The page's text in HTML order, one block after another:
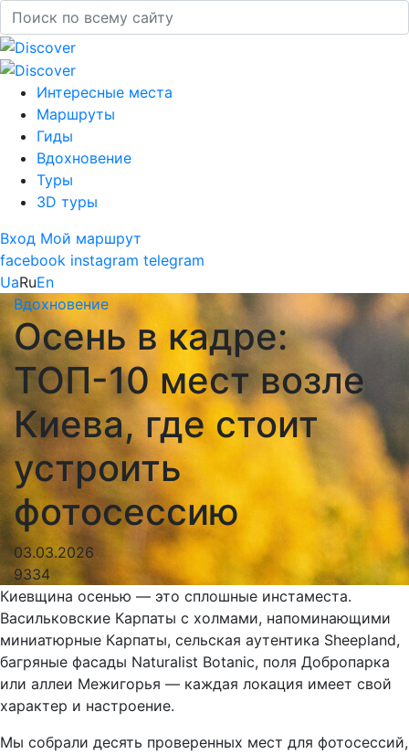
Интересные места
Маршруты
Гиды
Вдохновение
Туры
3D туры
Вход Мой маршрут
facebook instagram telegram
UaRuEn
Вдохновение
Осень в кадре:
ТОП-10 мест возле
Киева, где стоит
устроить
фотосессию
03.03.2026
9334
Киевщина осенью — это сплошные инстаместа.
Васильковские Карпаты с холмами, напоминающими
миниатюрные Карпаты, сельская аутентика Sheepland,
багряные фасады Naturalist Botanic, поля Добропарка
или аллеи Межигорья — каждая локация имеет свой
характер и настроение.
Мы собрали десять проверенных мест для фотосессий,